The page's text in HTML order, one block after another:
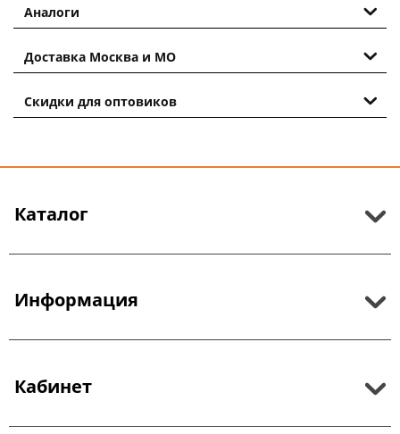
Аналоги
Доставка Москва и МО
Скидки для оптовиков
Каталог
Информация
Кабинет